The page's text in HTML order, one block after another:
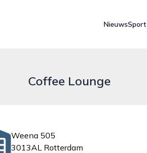
NieuwsSport
Coffee Lounge
Weena 505
3013AL Rotterdam